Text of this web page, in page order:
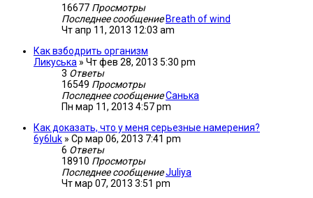
16677 Просмотры
Последнее сообщение Breath of wind
Чт апр 11, 2013 12:03 am
Как взбодрить организм
Ликуська » Чт фев 28, 2013 5:30 pm
3 Ответы
16549 Просмотры
Последнее сообщениеСанька
Пн мар 11, 2013 4:57 pm
Как доказать, что у меня серьезные намерения?
6y6luk » Ср мар 06, 2013 7:41 pm
6 Ответы
18910 Просмотры
Последнее сообщениеJuliya
Чт мар 07, 2013 3:51 pm